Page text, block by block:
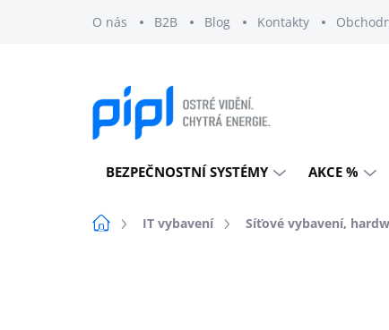
O nás B2B Blog Kontakty
BEZPEČNOSTNÍ SYSTÉMY AKCE %
DomůIT vybavení Síťové vybavení,